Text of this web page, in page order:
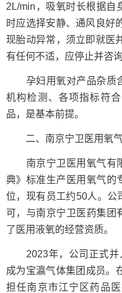
2L/min，吸氧时长根据自
时应选择安静、通风良好
现胎动异常，须立即就医
有任何不适，应停止并咨询
孕妇用氧对产品杂质含
机构检测、各项指标符
品，是基本前提。
二、南京宁卫医用氧气
南京宁卫医用氧气有限
典》标准生产医用氧气的
位，现有员工约50人。公
可，与南京宁卫医药集团
了医用液氧的经营资质。
2023年，公司正式并
成为宝瀛气体集团成员。
担任南京市江宁区药品